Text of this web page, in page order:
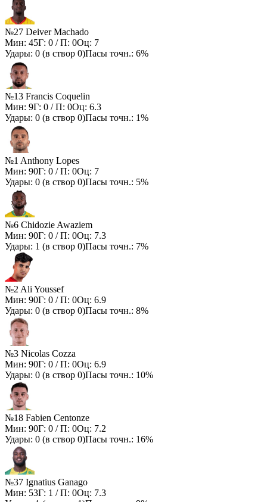
№27 Deiver Machado
Мин: 45Г: 0 / П: 0Оц: 7
Удары: 0 (в створ 0)Пасы точн.: 6%
№13 Francis Coquelin
Мин: 9Г: 0 / П: 0Оц: 6.3
Удары: 0 (в створ 0)Пасы точн.: 1%
№1 Anthony Lopes
Мин: 90Г: 0 / П: 0Оц: 7
Удары: 0 (в створ 0)Пасы точн.: 5%
№6 Chidozie Awaziem
Мин: 90Г: 0 / П: 0Оц: 7.3
Удары: 1 (в створ 0)Пасы точн.: 7%
№2 Ali Youssef
Мин: 90Г: 0 / П: 0Оц: 6.9
Удары: 0 (в створ 0)Пасы точн.: 8%
№3 Nicolas Cozza
Мин: 90Г: 0 / П: 0Оц: 6.9
Удары: 0 (в створ 0)Пасы точн.: 10%
№18 Fabien Centonze
Мин: 90Г: 0 / П: 0Оц: 7.2
Удары: 0 (в створ 0)Пасы точн.: 16%
№37 Ignatius Ganago
Мин: 53Г: 1 / П: 0Оц: 7.3